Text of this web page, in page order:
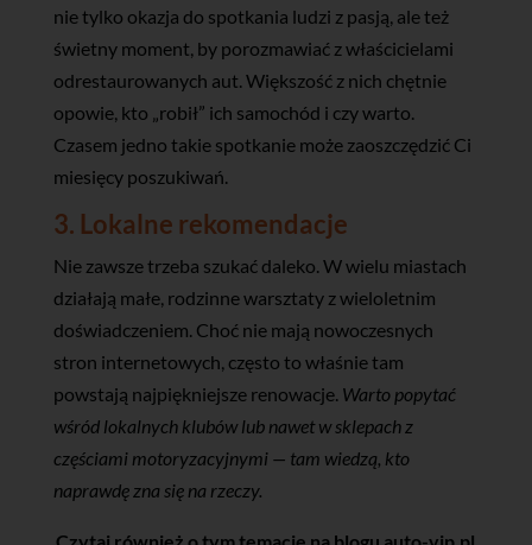
nie tylko okazja do spotkania ludzi z pasją, ale też
świetny moment, by porozmawiać z właścicielami
odrestaurowanych aut. Większość z nich chętnie
opowie, kto „robił” ich samochód i czy warto.
Czasem jedno takie spotkanie może zaoszczędzić Ci
miesięcy poszukiwań.
3. Lokalne rekomendacje
Nie zawsze trzeba szukać daleko. W wielu miastach
działają małe, rodzinne warsztaty z wieloletnim
doświadczeniem. Choć nie mają nowoczesnych
stron internetowych, często to właśnie tam
powstają najpiękniejsze renowacje. Warto popytać
wśród lokalnych klubów lub nawet w sklepach z
częściami motoryzacyjnymi — tam wiedzą, kto
naprawdę zna się na rzeczy.
Czytaj również o tym temacie na blogu auto-vip.pl